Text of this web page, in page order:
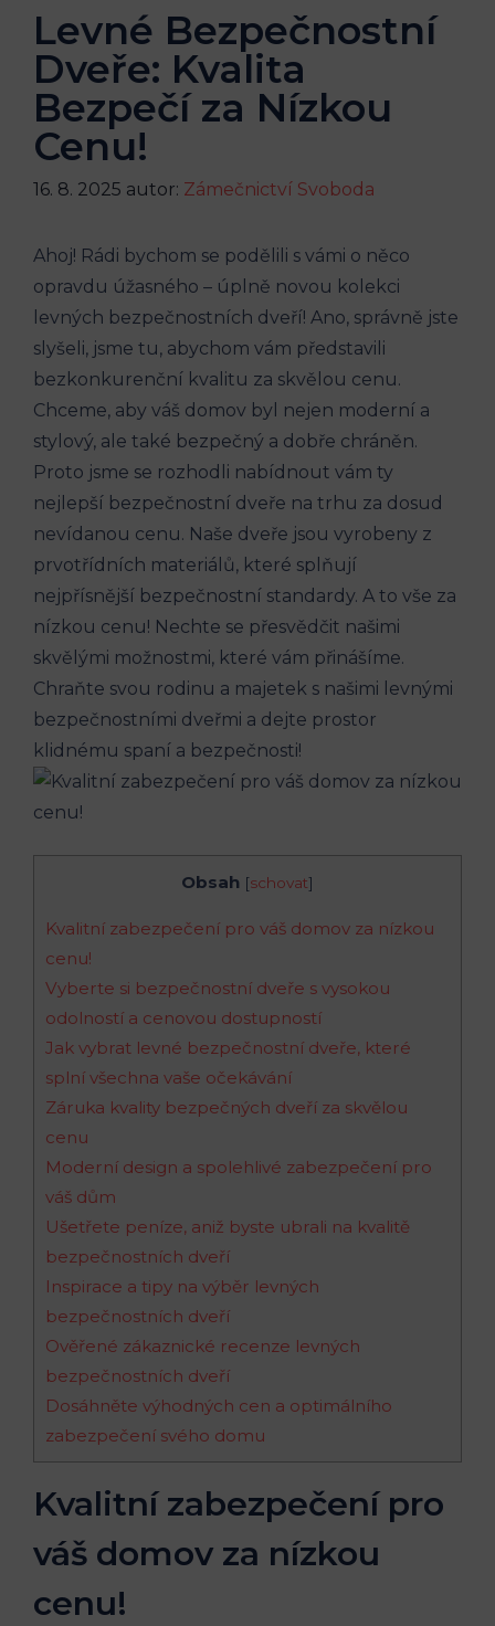
Levné Bezpečnostní
Dveře: Kvalita
Bezpečí za Nízkou
Cenu!
16. 8. 2025 autor: Zámečnictví Svoboda
Ahoj! Rádi bychom se podělili s vámi o něco
opravdu úžasného – úplně novou kolekci
levných bezpečnostních dveří! Ano, správně jste
slyšeli, jsme tu, abychom vám představili
bezkonkurenční kvalitu za skvělou cenu.
Chceme, aby váš domov byl nejen moderní a
stylový, ale také bezpečný a dobře chráněn.
Proto jsme se rozhodli nabídnout vám ty
nejlepší bezpečnostní dveře na trhu za dosud
nevídanou cenu. Naše dveře jsou vyrobeny z
prvotřídních materiálů, které splňují
nejpřísnější bezpečnostní standardy. A to vše za
nízkou cenu! Nechte se přesvědčit našimi
skvělými možnostmi, které vám přinášíme.
Chraňte svou rodinu a majetek s našimi levnými
bezpečnostními dveřmi a dejte prostor
klidnému spaní a bezpečnosti!
Obsah [schovat]
Kvalitní zabezpečení pro váš domov za nízkou
cenu!
Vyberte si bezpečnostní dveře s vysokou
odolností a cenovou dostupností
Jak vybrat levné bezpečnostní dveře, které
splní všechna vaše očekávání
Záruka kvality bezpečných dveří za skvělou
cenu
Moderní design a spolehlivé zabezpečení pro
váš dům
Ušetřete peníze, aniž byste ubrali na kvalitě
bezpečnostních dveří
Inspirace a tipy na výběr levných
bezpečnostních dveří
Ověřené zákaznické recenze levných
bezpečnostních dveří
Dosáhněte výhodných cen a optimálního
zabezpečení svého domu
Kvalitní zabezpečení pro
váš domov za nízkou
cenu!